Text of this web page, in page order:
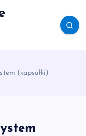
(kapsułki)